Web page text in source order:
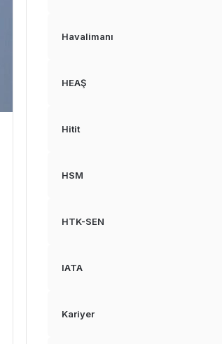
Havalimanı
HEAŞ
Hitit
HSM
HTK-SEN
IATA
Kariyer